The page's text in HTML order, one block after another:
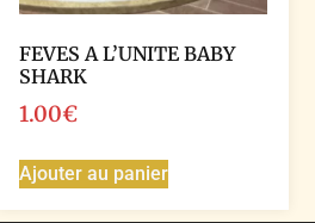
FEVES A L’UNITE BABY
SHARK
1.00€
Ajouter au panier